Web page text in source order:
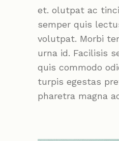
et. olutpat ac
semper quis
volutpat. Morbi
urna id. Facilisis
quis commodo
turpis egestas
pharetra magna